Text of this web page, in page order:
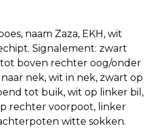
naam Zaza, EKH, wit
Signalement: zwart
boven rechter oog/onder
nek, wit in nek, zwart op
tot buik, wit op linker bil,
rechter voorpoot, linker
witte sokken.